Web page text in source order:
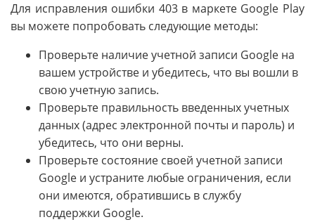
Для исправления ошибки 403 в маркете Google Play
вы можете попробовать следующие методы:
Проверьте наличие учетной записи Google на
вашем устройстве и убедитесь, что вы вошли в
свою учетную запись.
Проверьте правильность введенных учетных
данных (адрес электронной почты и пароль) и
убедитесь, что они верны.
Проверьте состояние своей учетной записи
Google и устраните любые ограничения, если
они имеются, обратившись в службу
поддержки Google.